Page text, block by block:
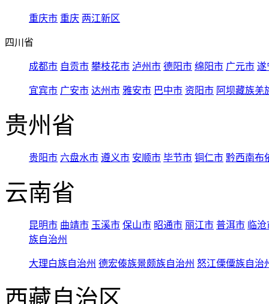
重庆市 重庆 两江新区
四川省
成都市 自贡市 攀枝花市 泸州市 德阳市 绵阳市 广元市 遂
宜宾市 广安市 达州市 雅安市 巴中市 资阳市 阿坝藏族羌
贵州省
贵阳市 六盘水市 遵义市 安顺市 毕节市 铜仁市 黔西南布
云南省
昆明市 曲靖市 玉溪市 保山市 昭通市 丽江市 普洱市 临
族自治州
大理白族自治州 德宏傣族景颇族自治州 怒江傈僳族自治
西藏自治区